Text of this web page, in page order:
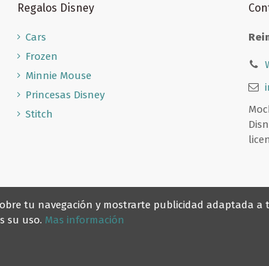
Regalos Disney
Cars
Frozen
Minnie Mouse
Princesas Disney
Stitch
tu navegación y mostrarte publicidad adaptada a
su uso. Mas información